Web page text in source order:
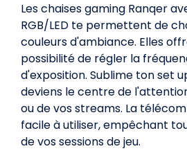
Les chaises gaming Ranqer
RGB/LED te permettent de
couleurs d'ambiance. Elles
possibilité de régler la
d'exposition. Sublime ton set
deviens le centre de
ou de vos streams. La
facile à utiliser, empêchant
de vos sessions de jeu.